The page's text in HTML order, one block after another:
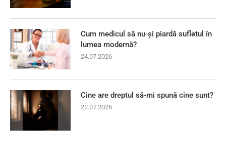
Cum medicul să nu-și piardă sufletul în
lumea modernă?
24.07.2026
Cine are dreptul să-mi spună cine sunt?
22.07.2026